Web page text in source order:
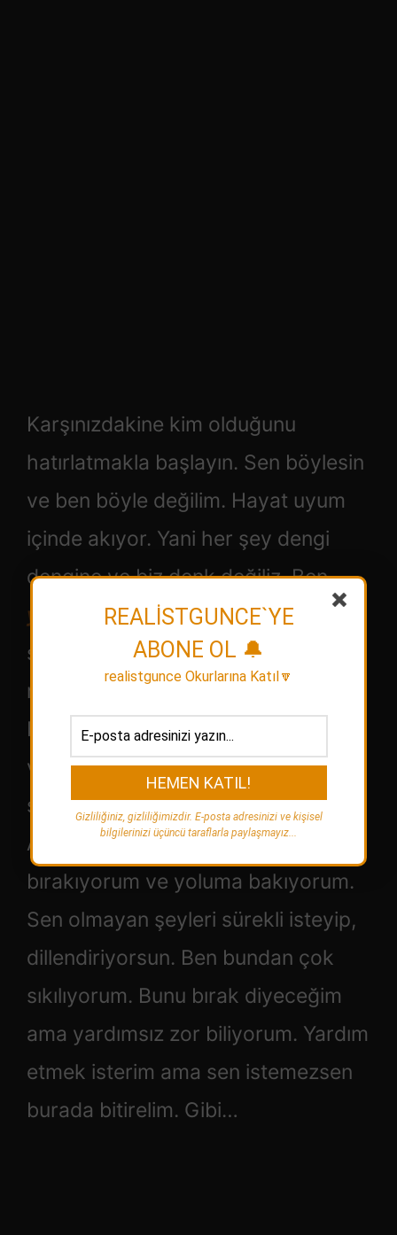
Karşınızdakine kim olduğunu
hatırlatmakla başlayın. Sen böylesin
ve ben böyle değilim. Hayat uyum
içinde akıyor. Yani her şey dengi
dengine ve biz denk değiliz. Ben
yalan
söylemiyorum hiç ama sen
sürekli yalan konuşuyorsun. Bu beni
rahatsız ediyor ve seninle yollarımız
burada ayrılıyor. Başka bir örnek
vereyim. Sen çok takıntılısın ve
sürekli bunlardan bahsediyorsun.
Ama ben olayları akışına
bırakıyorum ve yoluma bakıyorum.
Sen olmayan şeyleri sürekli isteyip,
dillendiriyorsun. Ben bundan çok
sıkılıyorum. Bunu bırak diyeceğim
ama yardımsız zor biliyorum. Yardım
etmek isterim ama sen istemezsen
burada bitirelim. Gibi…
REALİSTGUNCE`YE
ABONE OL 🔔
realistgunce Okurlarına Katıl🔽
Gizliliğiniz, gizliliğimizdir. E-posta adresinizi ve kişisel
bilgilerinizi üçüncü taraflarla paylaşmayız...